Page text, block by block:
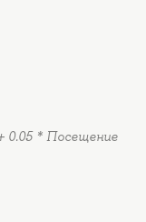
0.05 * Посещение